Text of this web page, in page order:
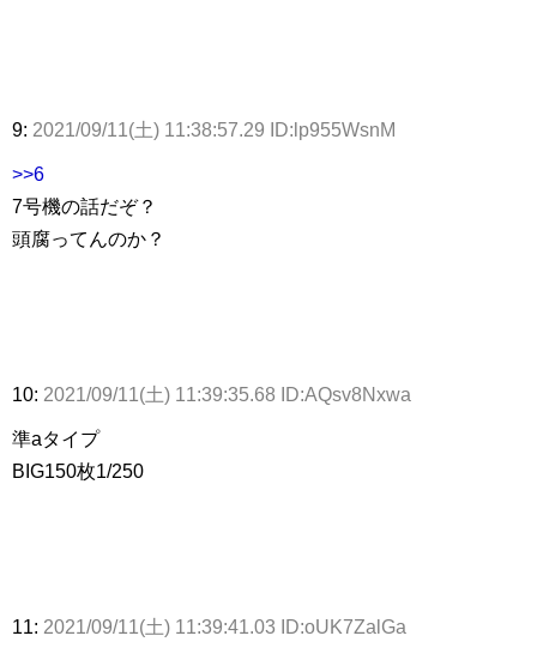
9: 2021/09/11(土) 11:38:57.29 ID:lp955WsnM
>>6
7号機の話だぞ？
頭腐ってんのか？
10: 2021/09/11(土) 11:39:35.68 ID:AQsv8Nxwa
準aタイプ
BIG150枚1/250
11: 2021/09/11(土) 11:39:41.03 ID:oUK7ZalGa